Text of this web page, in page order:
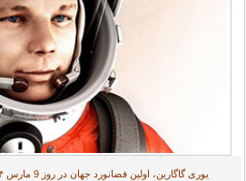
یوری گاگارین، اولین فضانورد جهان در روز 9 مارس ۱۹۳۴ میلادی در روسیه بدنیا آمد